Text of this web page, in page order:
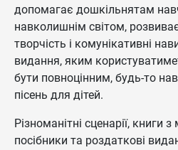
допомагає дошкільнятам
навколишнім світом,
творчість і комунікативні
видання, яким
бути повноцінним, будь-то
пісень для дітей.
Різноманітні сценарії, книги
посібники та роздаткові